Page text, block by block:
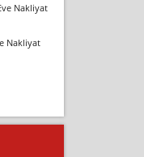
Nakliyat
Nakliyat